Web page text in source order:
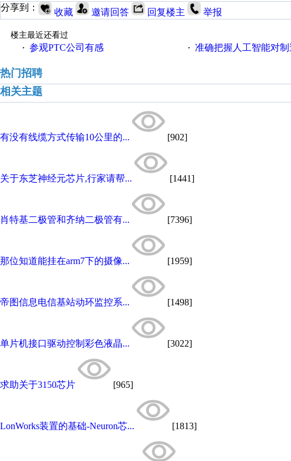
分享到：
收藏 邀请回答 回复楼主 举报
楼主最近还看过
· 参观PTC公司有感 · 准确把握人工智能对
热门招聘
相关主题
有没有线缆方式传输10公里的... [902]
关于东芝神经元芯片,行家请帮... [1441]
肖特基二极管和齐纳二极管有... [7396]
那位知道能挂在arm7下的摄像... [1959]
帝图信息电信基站动环监控系... [1498]
单片机接口驱动控制彩色液晶... [3022]
求助关于3150芯片 [965]
LonWorks装置的基础-Neuron芯... [1813]